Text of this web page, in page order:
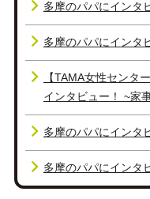
多摩のパパにインタ
多摩のパパにインタ
【TAMA女性センタ
インタビュー！ ~家
多摩のパパにインタ
多摩のパパにインタ